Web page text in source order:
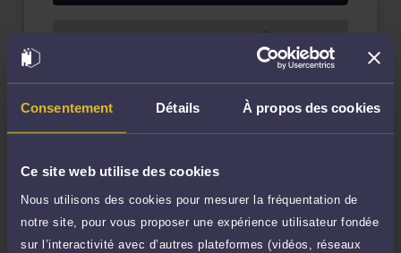
Consentement Détails À propos des cookies
Ce site web utilise des cookies
Nous utilisons des cookies pour mesurer la fréquentation de
notre site, pour vous proposer une expérience utilisateur fondée
sur l’interactivité avec d’autres plateformes (vidéos, réseaux
Consultation téléphonique 60 €
Demander un rappel
de 1.000 caractères)
Poser une question